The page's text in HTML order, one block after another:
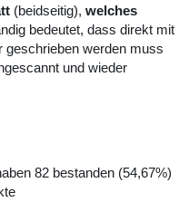
(beidseitig), welches
bedeutet, dass direkt mit
geschrieben werden muss
und wieder
82 bestanden (54,67%)